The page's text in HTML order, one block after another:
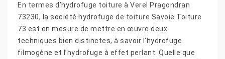
En termes d’hydrofuge toiture à Verel Pragondran
73230, la société hydrofuge de toiture Savoie Toiture
73 est en mesure de mettre en œuvre deux
techniques bien distinctes, à savoir l’hydrofuge
filmogène et l’hydrofuge à effet perlant. Quelle que